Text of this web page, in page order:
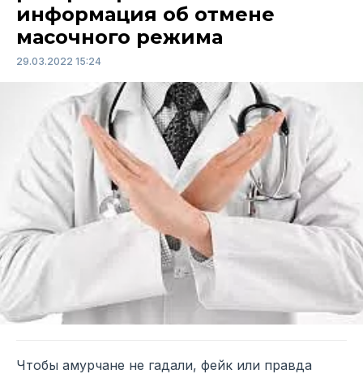
информация об отмене
масочного режима
29.03.2022 15:24
Чтобы амурчане не гадали, фейк или правда